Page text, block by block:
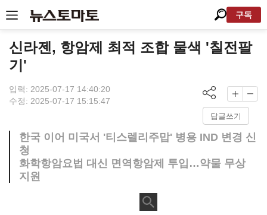
구독
신라젠, 항암제 최적 조합 물색 '칠전팔
기'
입력: 2025-07-17 14:40:20
수정: 2025-07-17 15:15:47
답글쓰기
한국 이어 미국서 '티스렐리주맙' 병용 IND 변경 신
청
화학항암요법 대신 면역항암제 투입…약물 무상
지원